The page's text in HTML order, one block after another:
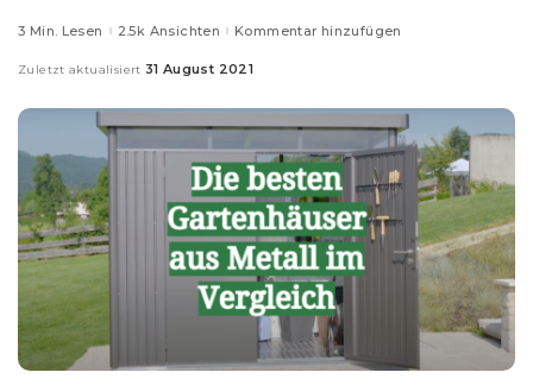
3 Min. Lesen 2.5k Ansichten Kommentar hinzufügen
Zuletzt aktualisiert 31 August 2021